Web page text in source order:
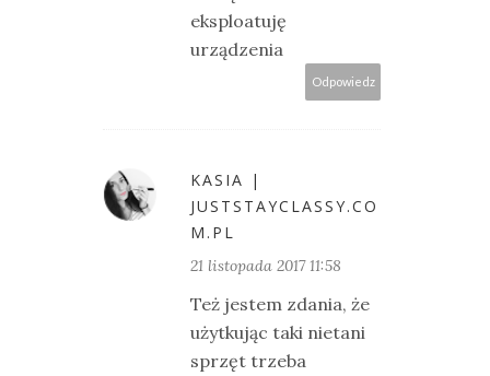
eksploatuję
urządzenia
Odpowiedz
KASIA |
JUSTSTAYCLASSY.CO
M.PL
21 listopada 2017 11:58
Też jestem zdania, że
użytkując taki nietani
sprzęt trzeba